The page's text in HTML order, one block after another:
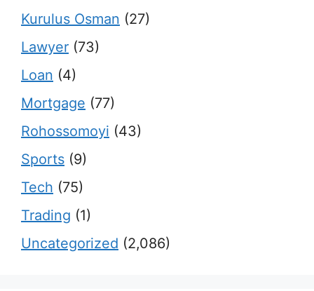
Kurulus Osman (27)
Lawyer (73)
Loan (4)
Mortgage (77)
Rohossomoyi (43)
Sports (9)
Tech (75)
Trading (1)
Uncategorized (2,086)